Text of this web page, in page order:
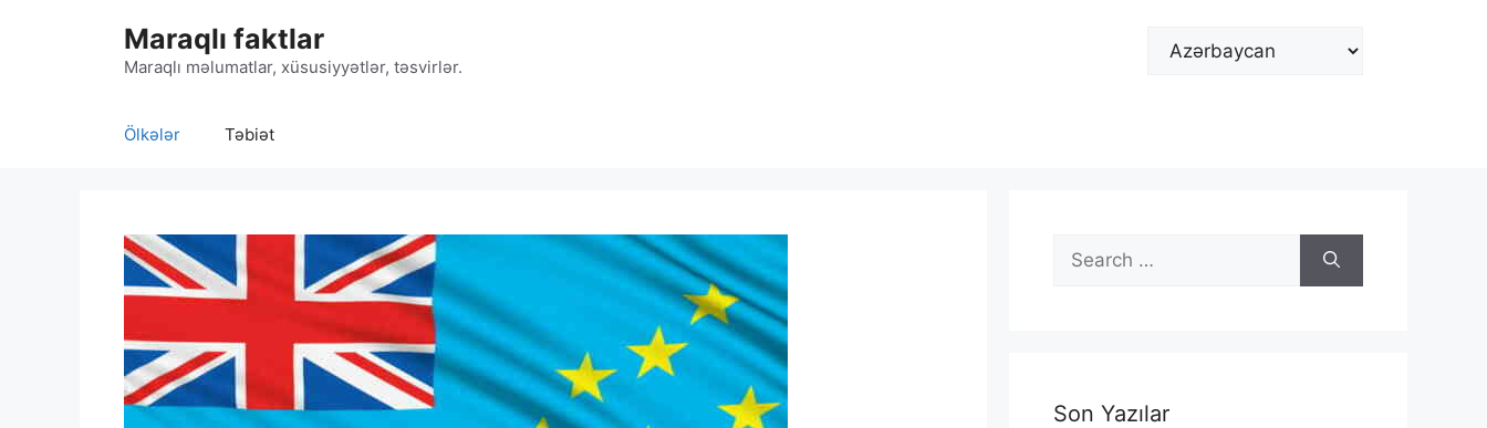
Maraqlı faktlar
Maraqlı məlumatlar, xüsusiyyətlər, təsvirlər.
Choose
Ölkələr Təbiət
Search
for:
Son Yazılar